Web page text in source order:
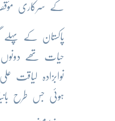
کے سرکاری
پاکستان کے پہلے
حیات تھے دونوں
نوابزادہ
ہوئی جس طرح